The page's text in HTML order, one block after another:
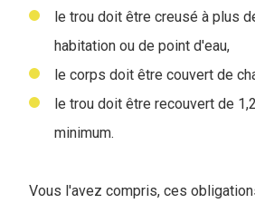
le trou doit être creusé à plus
habitation ou de point d'eau,
le corps doit être couvert de
le trou doit être recouvert de
minimum.
Vous l'avez compris, ces